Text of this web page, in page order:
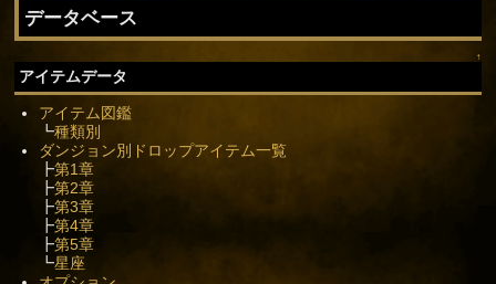
データベース
↑
アイテムデータ
アイテム図鑑
┗種類別
ダンジョン別ドロップアイテム一覧
┣第1章
┣第2章
┣第3章
┣第4章
┣第5章
┗星座